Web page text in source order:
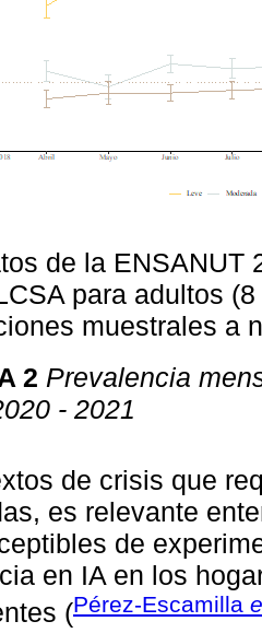
de la ENSANUT
para adultos
muestrales a
2 Prevalencia
- 2021
de crisis que
es relevante
de
en IA en los
(Pérez-Escamilla